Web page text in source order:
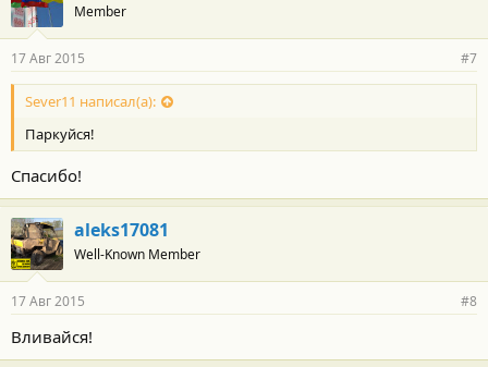
Member
17 Авг 2015 #7
Sever11 написал(а):
Паркуйся!
Спасибо!
aleks17081
Well-Known Member
17 Авг 2015 #8
Вливайся!